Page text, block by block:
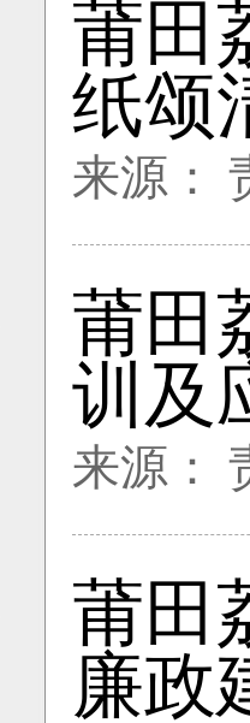
莆田
纸颂
来源：
莆田
训及
来源：
莆田
廉政